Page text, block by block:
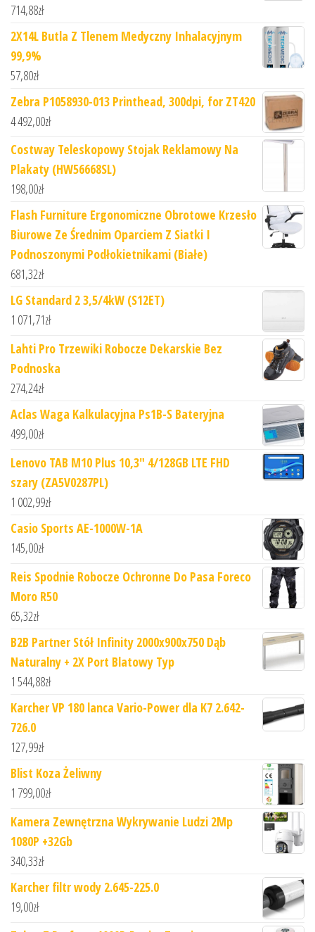
714,88zł
2X14L Butla Z Tlenem Medyczny Inhalacyjnym
99,9%
57,80zł
Zebra P1058930-013 Printhead, 300dpi, for ZT420
4 492,00zł
Costway Teleskopowy Stojak Reklamowy Na
Plakaty (HW56668SL)
198,00zł
Flash Furniture Ergonomiczne Obrotowe Krzesło
Biurowe Ze Średnim Oparciem Z Siatki I
Podnoszonymi Podłokietnikami (Białe)
681,32zł
LG Standard 2 3,5/4kW (S12ET)
1 071,71zł
Lahti Pro Trzewiki Robocze Dekarskie Bez
Podnoska
274,24zł
Aclas Waga Kalkulacyjna Ps1B-S Bateryjna
499,00zł
Lenovo TAB M10 Plus 10,3" 4/128GB LTE FHD
szary (ZA5V0287PL)
1 002,99zł
Casio Sports AE-1000W-1A
145,00zł
Reis Spodnie Robocze Ochronne Do Pasa Foreco
Moro R50
65,32zł
B2B Partner Stół Infinity 2000x900x750 Dąb
Naturalny + 2X Port Blatowy Typ
1 544,88zł
Karcher VP 180 lanca Vario-Power dla K7 2.642-
726.0
127,99zł
Blist Koza Żeliwny
1 799,00zł
Kamera Zewnętrzna Wykrywanie Ludzi 2Mp
1080P +32Gb
340,33zł
Karcher filtr wody 2.645-225.0
19,00zł